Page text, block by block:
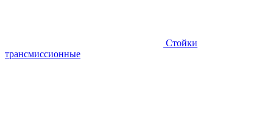
Стойки
трансмиссионные